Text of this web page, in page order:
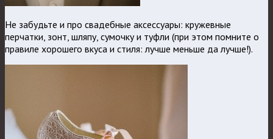
Не забудьте и про свадебные аксессуары: кружевные
перчатки, зонт, шляпу, сумочку и туфли (при этом помните о
правиле хорошего вкуса и стиля: лучше меньше да лучше!).